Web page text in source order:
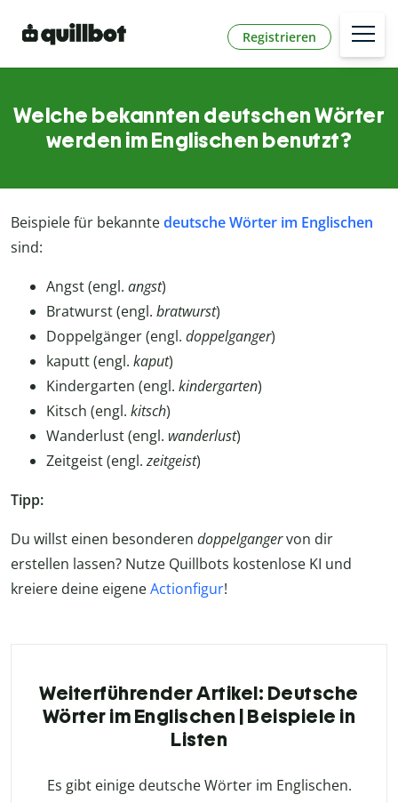
Registrieren
Welche bekannten deutschen Wörter
werden im Englischen benutzt?
Beispiele für bekanntedeutsche Wörter im Englischen
sind:
Angst (engl. angst)
Bratwurst (engl. bratwurst)
Doppelgänger (engl. doppelganger)
kaputt (engl. kaput)
Kindergarten (engl. kindergarten)
Kitsch (engl. kitsch)
Wanderlust (engl. wanderlust)
Zeitgeist (engl.zeitgeist)
Tipp:
Du willst einen besonderen doppelgangervon dir
erstellen lassen? Nutze Quillbots kostenlose KI und
kreiere deine eigeneActionfigur!
Weiterführender Artikel: Deutsche
Wörter im Englischen | Beispiele in
Listen
Es gibt einige deutsche Wörter im Englischen.